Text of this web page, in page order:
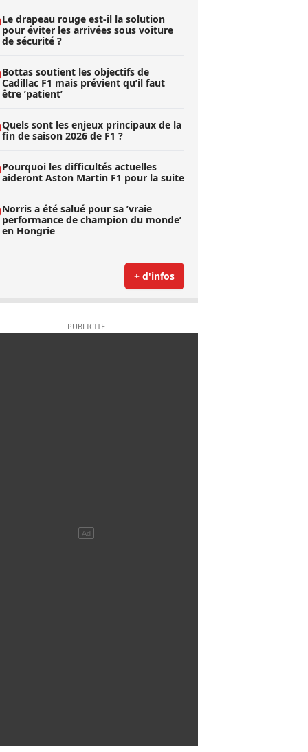
Le drapeau rouge est-il la solution
pour éviter les arrivées sous voiture
de sécurité ?
Bottas soutient les objectifs de
Cadillac F1 mais prévient qu’il faut
être ’patient’
Quels sont les enjeux principaux de la
fin de saison 2026 de F1 ?
Pourquoi les difficultés actuelles
aideront Aston Martin F1 pour la suite
Norris a été salué pour sa ’vraie
performance de champion du monde’
en Hongrie
+ d'infos